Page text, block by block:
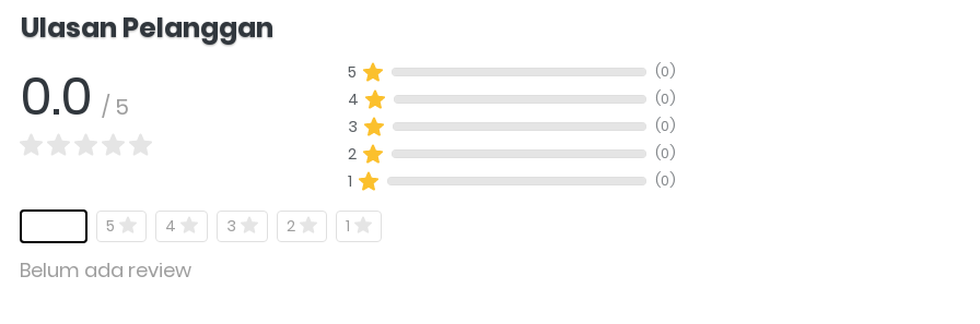
Ulasan Pelanggan
0.0 / 5
5 (0)
4 (0)
3 (0)
2 (0)
1 (0)
5 4 3 2 1
Belum ada review